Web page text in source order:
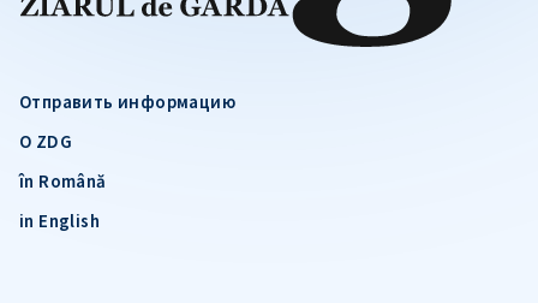
Отправить информацию
О ZDG
în Română
in English